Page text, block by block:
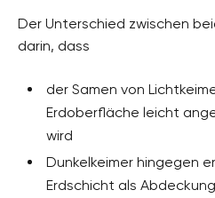
Der Unterschied zwischen
darin, dass
der Samen von
Erdoberfläche leicht
wird
Dunkelkeimer hingegen
Erdschicht als Abdeckung